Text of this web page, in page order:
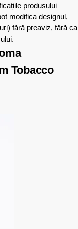
produsului
modifica designul,
fără preaviz, fără ca
Tobacco